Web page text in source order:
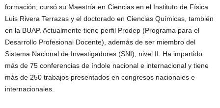
formación; cursó su Maestría en Ciencias en el Instituto de Física
Luis Rivera Terrazas y el doctorado en Ciencias Químicas, también
en la BUAP. Actualmente tiene perfil Prodep (Programa para el
Desarrollo Profesional Docente), además de ser miembro del
Sistema Nacional de Investigadores (SNI), nivel II. Ha impartido
más de 75 conferencias de índole nacional e internacional y tiene
más de 250 trabajos presentados en congresos nacionales e
internacionales.